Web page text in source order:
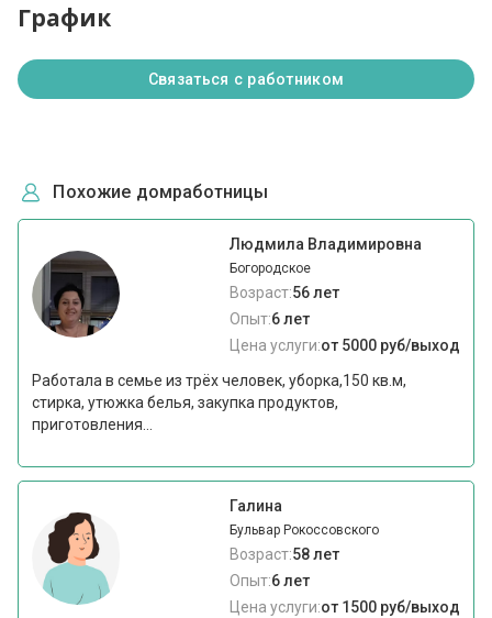
График
Связаться с работником
Похожие домработницы
Людмила Владимировна
Богородское
Возраст:56 лет
Опыт:6 лет
Цена услуги:от 5000 руб/выход
Работала в семье из трёх человек, уборка,150 кв.м,
стирка, утюжка белья, закупка продуктов,
приготовления...
Галина
Бульвар Рокоссовского
Возраст:58 лет
Опыт:6 лет
Цена услуги:от 1500 руб/выход